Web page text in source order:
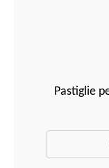
Pastiglie